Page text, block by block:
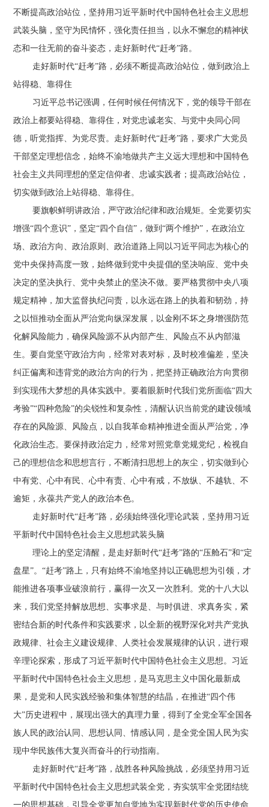
不断提高政治站位，坚持用习近平新时代中国特色社会主义思想
武装头脑，坚守为民情怀，强化责任担当，以永不懈怠的精神状
态和一往无前的奋斗姿态，走好新时代“赶考”路。
走好新时代“赶考”路，必须不断提高政治站位，做到政治上
站得稳、靠得住
习近平总书记强调，任何时候任何情况下，党的领导干部在
政治上都要站得稳、靠得住，对党忠诚老实、与党中央同心同
德，听党指挥、为党尽责。走好新时代“赶考”路，要求广大党员
干部坚定理想信念，始终不渝地做共产主义远大理想和中国特色
社会主义共同理想的坚定信仰者、忠诚实践者；提高政治站位，
切实做到政治上站得稳、靠得住。
要旗帜鲜明讲政治，严守政治纪律和政治规矩。全党要切实
增强“四个意识”，坚定“四个自信”，做到“两个维护”，在政治立
场、政治方向、政治原则、政治道路上同以习近平同志为核心的
党中央保持高度一致，始终做到党中央提倡的坚决响应、党中央
决定的坚决执行、党中央禁止的坚决不做。要严格贯彻中央八项
规定精神，加大监督执纪问责，以永远在路上的执着和韧劲，持
之以恒推动全面从严治党向纵深发展，以金刚不坏之身增强防范
化解风险能力，确保风险源不从内部产生、风险点不从内部滋
生。要自觉坚守政治方向，经常对表对标，及时校准偏差，坚决
纠正偏离和违背党的政治方向的行为，把坚持正确政治方向贯彻
到实现伟大梦想的具体实践中。要着眼新时代我们党所面临“四大
考验”“四种危险”的尖锐性和复杂性，清醒认识当前党的建设领域
存在的风险源、风险点，以自我革命精神推进全面从严治党，净
化政治生态。要保持政治定力，经常对照党章党规党纪，检视自
己的理想信念和思想言行，不断清扫思想上的灰尘，切实做到心
中有党、心中有民、心中有责、心中有戒，不放纵、不越轨、不
逾矩，永葆共产党人的政治本色。
走好新时代“赶考”路，必须始终强化理论武装，坚持用习近
平新时代中国特色社会主义思想武装头脑
理论上的坚定清醒，是走好新时代“赶考”路的“压舱石”和“定
盘星”。“赶考”路上，只有始终不渝地坚持以正确思想为引领，才
能推进各项事业破浪前行，赢得一次又一次胜利。党的十八大以
来，我们党坚持解放思想、实事求是、与时俱进、求真务实，紧
密结合新的时代条件和实践要求，以全新的视野深化对共产党执
政规律、社会主义建设规律、人类社会发展规律的认识，进行艰
辛理论探索，形成了习近平新时代中国特色社会主义思想。习近
平新时代中国特色社会主义思想，是马克思主义中国化最新成
果，是党和人民实践经验和集体智慧的结晶，在推进“四个伟
大”历史进程中，展现出强大的真理力量，得到了全党全军全国各
族人民的政治认同、思想认同、情感认同，是全党全国人民为实
现中华民族伟大复兴而奋斗的行动指南。
走好新时代“赶考”路，战胜各种风险挑战，必须坚持用习近
平新时代中国特色社会主义思想武装全党，夯实筑牢全党团结统
一的思想基础，引导全党更加自觉地为实现新时代党的历史使命